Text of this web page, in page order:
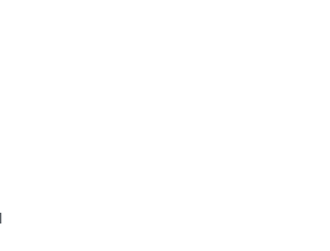
НТВ